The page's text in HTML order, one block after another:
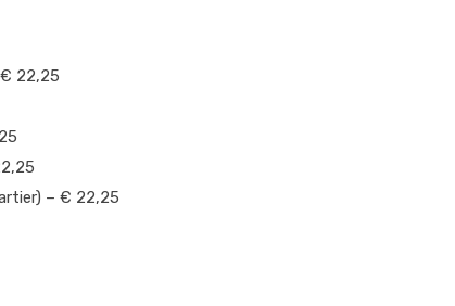
22,25
– € 22,25